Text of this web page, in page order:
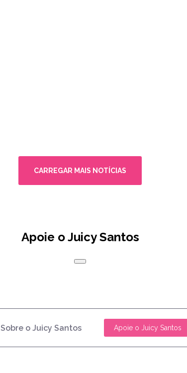
CARREGAR MAIS NOTÍCIAS
Apoie o Juicy Santos
Sobre o Juicy Santos Apoie o Juicy Santos